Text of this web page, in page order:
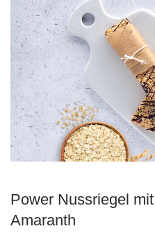
Power Nussriegel
Amaranth